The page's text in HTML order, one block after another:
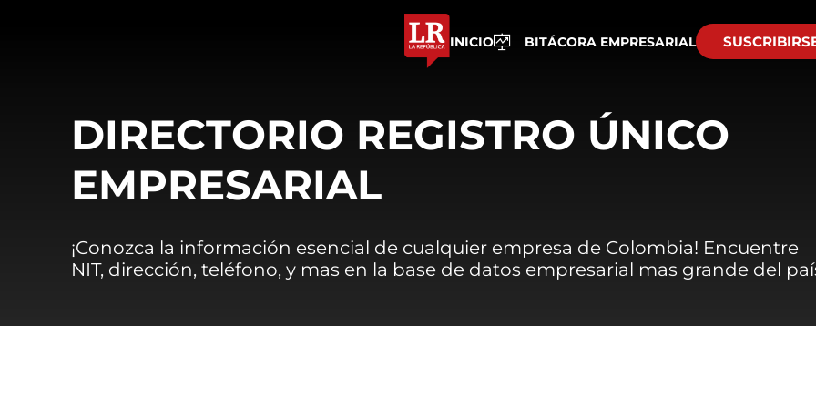
INICIO BITÁCORA EMPRESARIAL
DIRECTORIO REGISTRO ÚNICO
EMPRESARIAL
¡Conozca la información esencial de cualquier empresa de Colombia! Encuentre
NIT, dirección, teléfono, y mas en la base de datos empresarial mas grande del